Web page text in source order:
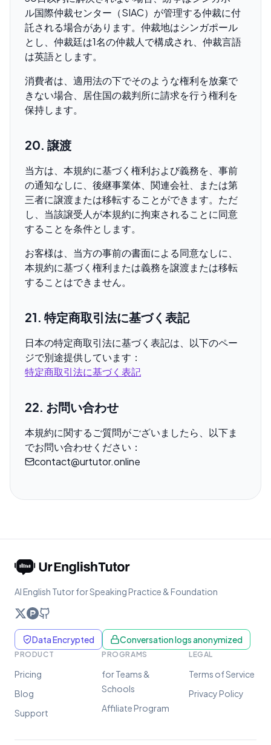
ル国際仲裁センター（SIAC）が管理する仲裁に付
託される場合があります。仲裁地はシンガポール
とし、仲裁廷は1名の仲裁人で構成され、仲裁言語
は英語とします。
消費者は、適用法の下でそのような権利を放棄で
きない場合、居住国の裁判所に請求を行う権利を
保持します。
20. 譲渡
当方は、本規約に基づく権利および義務を、事前
の通知なしに、後継事業体、関連会社、または第
三者に譲渡または移転することができます。ただ
し、当該譲受人が本規約に拘束されることに同意
することを条件とします。
お客様は、当方の事前の書面による同意なしに、
本規約に基づく権利または義務を譲渡または移転
することはできません。
21. 特定商取引法に基づく表記
日本の特定商取引法に基づく表記は、以下のペー
ジで別途提供しています：
特定商取引法に基づく表記
22. お問い合わせ
本規約に関するご質問がございましたら、以下ま
でお問い合わせください：
contact@urtutor.online
AI English Tutor for Speaking Practice & Foundation
Data Encrypted Conversation logs anonymized
PRODUCT
Pricing
Blog
Support
PROGRAMS
for Teams &
Schools
Affiliate Program
LEGAL
Terms of Service
Privacy Policy